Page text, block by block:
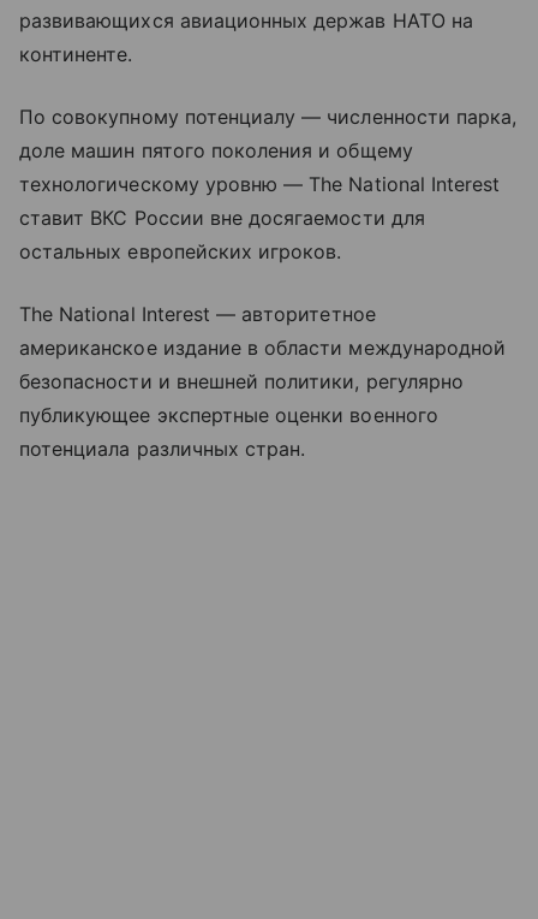
развивающихся авиационных держав НАТО на
континенте.
По совокупному потенциалу — численности парка,
доле машин пятого поколения и общему
технологическому уровню — The National Interest
ставит ВКС России вне досягаемости для
остальных европейских игроков.
The National Interest — авторитетное
американское издание в области международной
безопасности и внешней политики, регулярно
публикующее экспертные оценки военного
потенциала различных стран.